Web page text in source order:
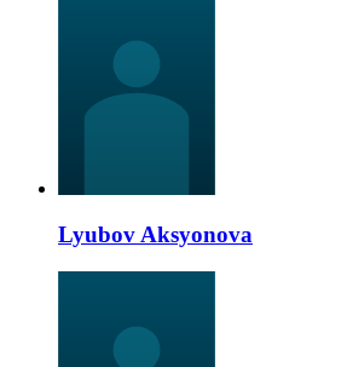
Lyubov Aksyonova